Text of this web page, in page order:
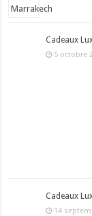
Cadeaux
5 octobre
Cadeaux
14